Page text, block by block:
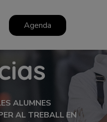
Agenda
ALUMNES
AL TREBALL EN